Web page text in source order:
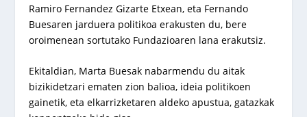
Ramiro Fernandez Gizarte Etxean, eta Fernando
Buesaren jarduera politikoa erakusten du, bere
oroimenean sortutako Fundazioaren lana erakutsiz.
Ekitaldian, Marta Buesak nabarmendu du aitak
bizikidetzari ematen zion balioa, ideia politikoen
gainetik, eta elkarrizketaren aldeko apustua, gatazkak